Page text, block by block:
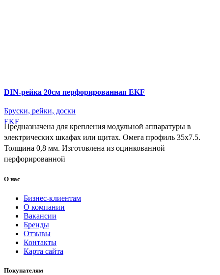
DIN-рейка 20см перфорированная EKF
Бруски, рейки, доски
EKF
Предназначена для крепления модульной аппаратуры в
электрических шкафах или щитах. Омега профиль 35х7.5.
Толщина 0,8 мм. Изготовлена из оцинкованной
перфорированной
О нас
Бизнес-клиентам
О компании
Вакансии
Бренды
Отзывы
Контакты
Карта сайта
Покупателям